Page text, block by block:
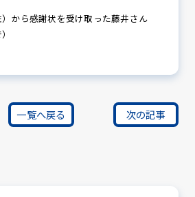
から感謝状を受け取った藤井さん
一覧へ戻る 次の記事